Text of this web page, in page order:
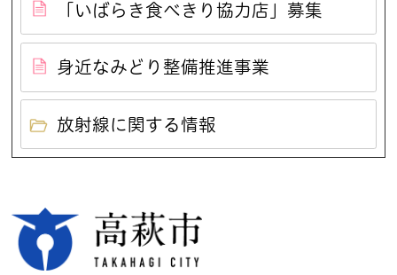
「いばらき食べきり協力店」募集
身近なみどり整備推進事業
放射線に関する情報